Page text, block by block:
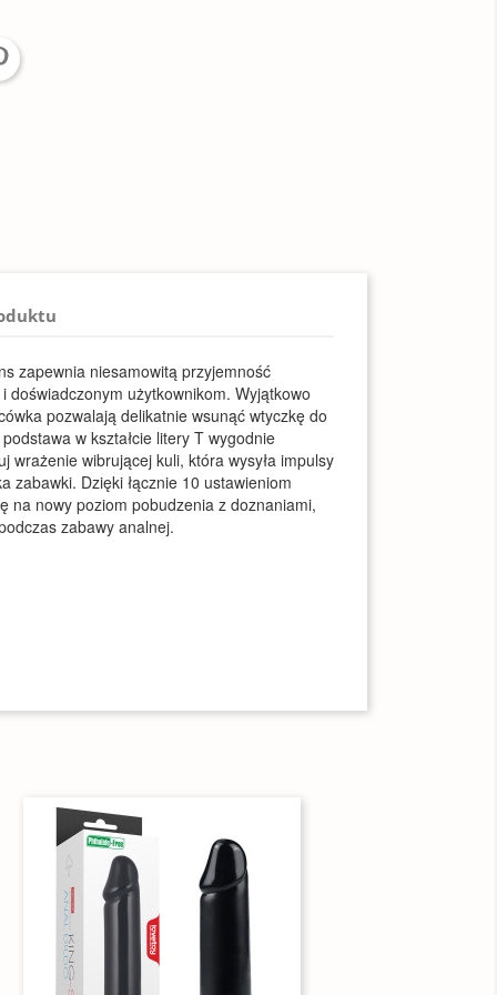
zapewnia niesamowitą przyjemność
doświadczonym użytkownikom. Wyjątkowo
pozwalają delikatnie wsunąć wtyczkę do
w kształcie litery T wygodnie
wrażenie wibrującej kuli, która wysyła impulsy
zabawki. Dzięki łącznie 10 ustawieniom
na nowy poziom pobudzenia z doznaniami,
zabawy analnej.